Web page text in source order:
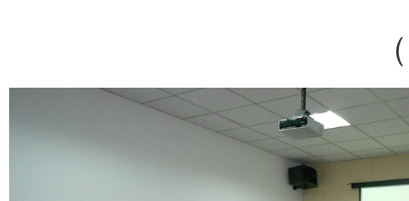
（夏瑜